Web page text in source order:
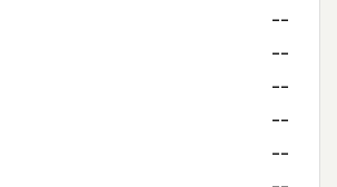
--
--
--
--
--